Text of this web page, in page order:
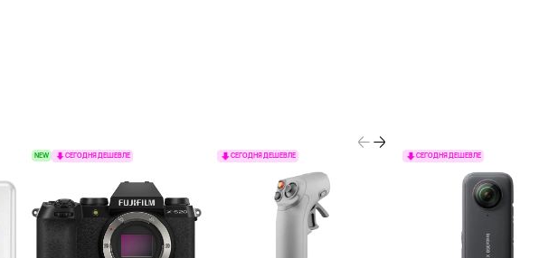
NEW СЕГОДНЯ ДЕШЕВЛЕ СЕГОДНЯ ДЕШЕВЛЕ СЕГОДНЯ ДЕШЕВЛЕ